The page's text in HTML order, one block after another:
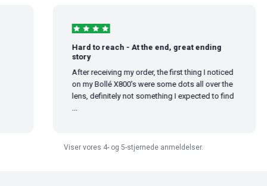
Hard to reach - At the end, great ending
story
After receiving my order, the first thing I noticed
on my Bollé X800's were some dots all over the
lens, definitely not something I expected to find
Viser vores 4- og 5-stjernede anmeldelser.